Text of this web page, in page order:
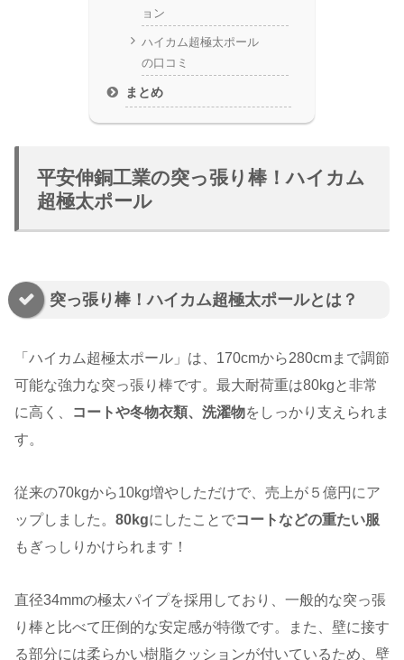
ョン
ハイカム超極太ポール
の口コミ
まとめ
平安伸銅工業の突っ張り棒！ハイカム
超極太ポール
突っ張り棒！ハイカム超極太ポールとは？
「ハイカム超極太ポール」は、170cmから280cmまで調節
可能な強力な突っ張り棒です。最大耐荷重は80kgと非常
に高く、
コートや冬物衣類、洗濯物をしっかり支えられま
す。
従来の70kgから10kg増やしただけで、売上が５億円にア
ップしました。 80kgにしたことでコートなどの重たい服
もぎっしりかけられます！
直径34mmの極太パイプを採用しており、一般的な突っ張
り棒と比べて圧倒的な安定感が特徴です。また、壁に接す
る部分には柔らかい樹脂クッションが付いているため、壁